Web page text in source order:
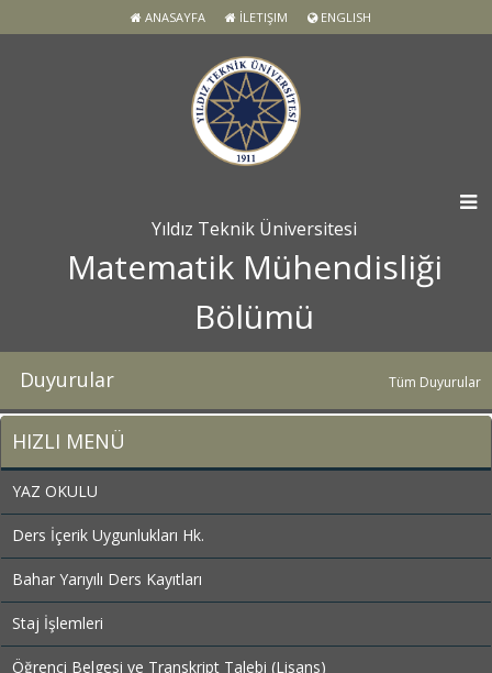
ANASAYFA İLETIŞIM ENGLISH
Yıldız Teknik Üniversitesi
Matematik Mühendisliği
Bölümü
Duyurular Tüm Duyurular
HIZLI MENÜ
YAZ OKULU
Ders İçerik Uygunlukları Hk.
Bahar Yarıyılı Ders Kayıtları
Staj İşlemleri
Öğrenci Belgesi ve Transkript Talebi (Lisans)